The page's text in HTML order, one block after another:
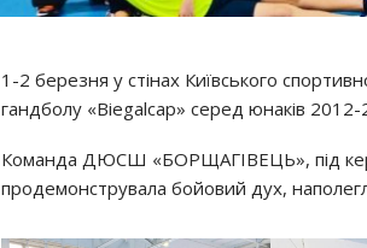
1-2 березня у стінах Київського
гандболу «Biegalcap» серед юнаків
Команда ДЮСШ «БОРЩАГІВЕЦЬ», під
продемонструвала бойовий дух,